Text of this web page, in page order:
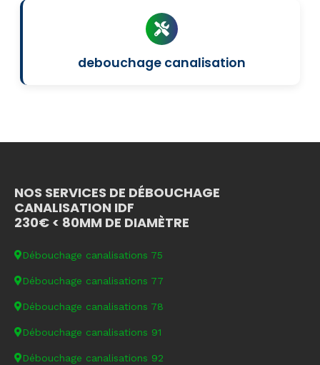
debouchage canalisation
NOS SERVICES DE DÉBOUCHAGE
CANALISATION IDF
230€ < 80MM DE DIAMÈTRE
Débouchage canalisations 75
Débouchage canalisations 77
Débouchage canalisations 78
Débouchage canalisations 91
Débouchage canalisations 92